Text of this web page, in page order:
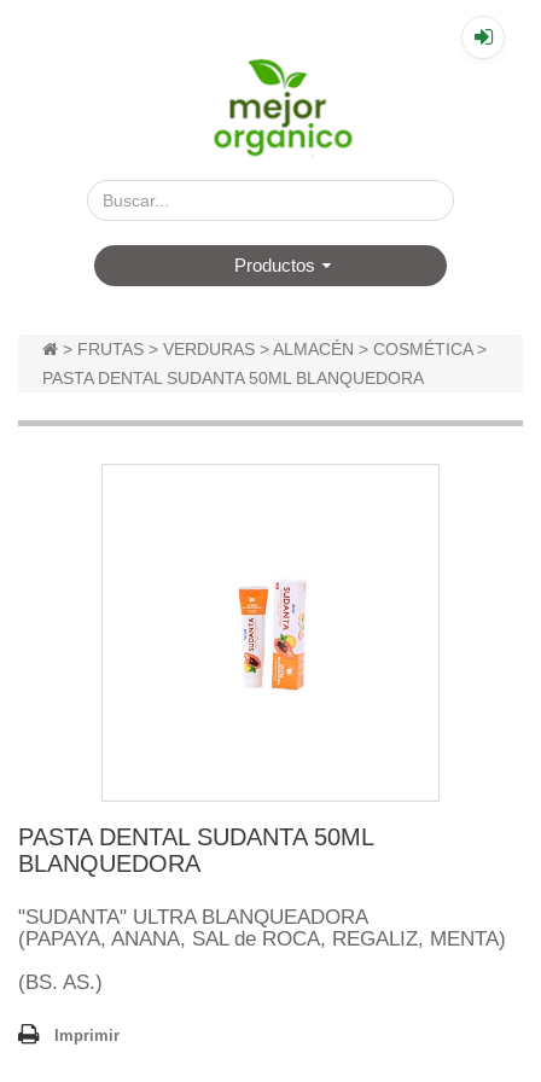
▤
Productos
> FRUTAS > VERDURAS >ALMACÉN > COSMÉTICA >
PASTA DENTAL SUDANTA 50ML BLANQUEDORA
PASTA DENTAL SUDANTA 50ML
BLANQUEDORA
"SUDANTA" ULTRA BLANQUEADORA
(PAPAYA, ANANA, SAL de ROCA, REGALIZ, MENTA)
(BS. AS.)
Imprimir